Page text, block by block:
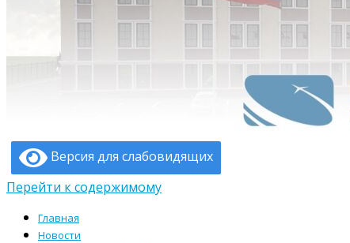
Версия для слабовидящих
Перейти к содержимому
Главная
Новости